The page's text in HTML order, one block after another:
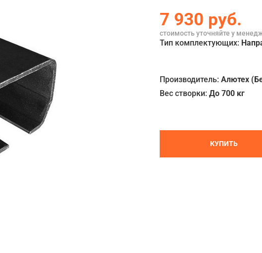
7 930 руб.
стоимость уточняйте у
Тип комплектующих:
Производитель:Алютех
Вес створки:До 700 кг
КУПИТЬ